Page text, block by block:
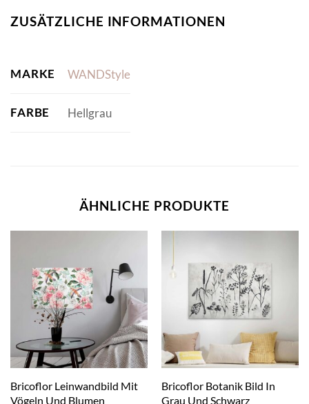
ZUSÄTZLICHE INFORMATIONEN
MARKE WANDStyle
FARBE Hellgrau
ÄHNLICHE PRODUKTE
Bricoflor Leinwandbild Mit
Vögeln Und Blumen
Bricoflor Botanik Bild In
Grau Und Schwarz